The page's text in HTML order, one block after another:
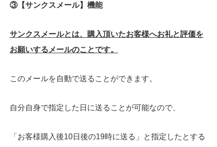
③【サンクスメール】機能
サンクスメールとは、購入頂いたお客様へお礼と評価を
お願いするメールのことです。
このメールを自動で送ることができます。
自分自身で指定した日に送ることが可能なので、
「お客様購入後10日後の19時に送る」と指定したとする